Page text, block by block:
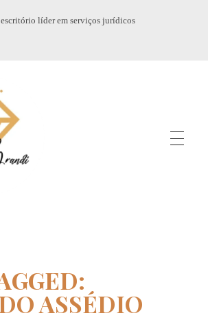
líder em serviços jurídicos
ASSÉDIO